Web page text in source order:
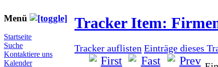
Menü
Startseite
Suche
Kontaktiere uns
Kalender
Tracker Item:
Tracker auflisten Einträge dieses